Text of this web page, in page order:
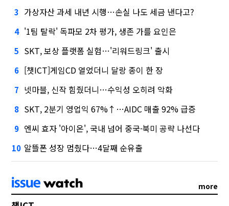
3 가상자산 과세 내년 시행…손실 나도 세금 낸다고?
4 '1팀 탈락' 독파모 2차 평가, 생존 가를 요인은
5 SKT, 보상 플랫폼 실험…'리워드링크' 출시
6 [챗ICT]게임CD 열었더니 달랑 종이 한 장
7 넷마블, 신작 힘줬더니…수익성 오히려 악화
8 SKT, 2분기 영업익 67%↑…AIDC 매출 92% 급증
9 엔씨 효자 '아이온', 국내 넘어 중국·북미 공략 나선다
10 알뜰폰 성장 멈췄다…4달째 순유출
more